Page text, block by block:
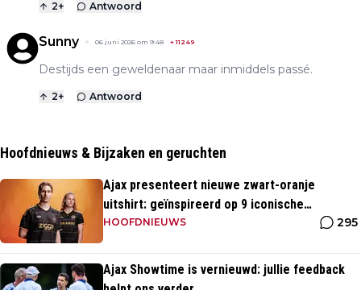
2+ Antwoord
Sunny 06 juni 2026 om 9:48 +11249
Destijds een geweldenaar maar inmiddels passé.
2+ Antwoord
Hoofdnieuws & Bijzaken en geruchten
Ajax presenteert nieuwe zwart-oranje
uitshirt: geïnspireerd op 9 iconische
momenten uit clubhistorie
HOOFDNIEUWS 295
Ajax Showtime is vernieuwd: jullie feedback